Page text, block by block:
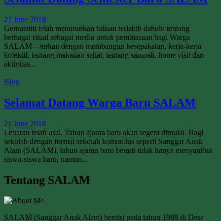
21 June 2018
Gernatatiti telah menurunkan tulisan terlebih dahulu tentang
berbagai ritual sebagai media untuk pembiasaan bagi Warga
SALAM—terkait dengan membangun kesepakatan, kerja-kerja
kolektif, tentang makanan sehat, tentang sampah, home visit dan
aktivitas...
Blog
Selamat Datang Warga Baru SALAM
21 June 2018
Lebaran telah usai. Tahun ajaran baru akan segera dimulai. Bagi
sekolah dengan format sekolah komunitas seperti Sanggar Anak
Alam (SALAM), tahun ajaran baru berarti tidak hanya menyambut
siswa-siswa baru, namun...
Tentang SALAM
SALAM (Sanggar Anak Alam) berdiri pada tahun 1988 di Desa